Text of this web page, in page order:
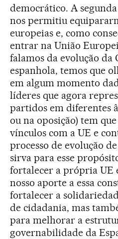
democrático. A
nos permitiu
europeias e, como
entrar na União
falamos da evolução da
espanhola, temos que
em algum momento
líderes que agora
partidos em diferentes
ou na oposição) tem
vínculos com a UE e
processo de evolução
sirva para esse
fortalecer a própria UE
nosso aporte a essa
fortalecer a
de cidadania, mas
para melhorar a
governabilidade da